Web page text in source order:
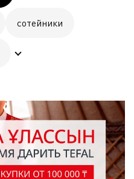
сотейники